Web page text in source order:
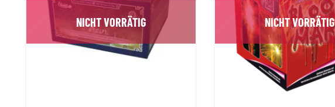
NICHT VORRÄTIG NICHT VORRÄTIG